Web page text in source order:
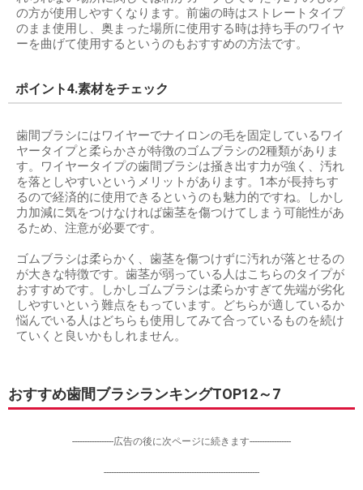
の方が使用しやすくなります。前歯の時はストレートタイプ
のまま使用し、奥まった場所に使用する時は持ち手のワイヤ
ーを曲げて使用するというのもおすすめの方法です。
ポイント4.素材をチェック
歯間ブラシにはワイヤーでナイロンの毛を固定しているワイ
ヤータイプと柔らかさが特徴のゴムブラシの2種類がありま
す。ワイヤータイプの歯間ブラシは掻き出す力が強く、汚れ
を落としやすいというメリットがあります。1本が長持ちす
るので経済的に使用できるというのも魅力的ですね。しかし
力加減に気をつけなければ歯茎を傷つけてしまう可能性があ
るため、注意が必要です。
ゴムブラシは柔らかく、歯茎を傷つけずに汚れが落とせるの
が大きな特徴です。歯茎が弱っている人はこちらのタイプが
おすすめです。しかしゴムブラシは柔らかすぎて先端が劣化
しやすいという難点をもっています。どちらが適しているか
悩んでいる人はどちらも使用してみて合っているものを続け
ていくと良いかもしれません。
おすすめ歯間ブラシランキングTOP12～7
-----------------広告の後に次ページに続きます-----------------
----------------------------------------------------------------